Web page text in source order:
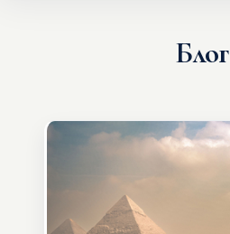
Партнерам
Благотворительность
Блог